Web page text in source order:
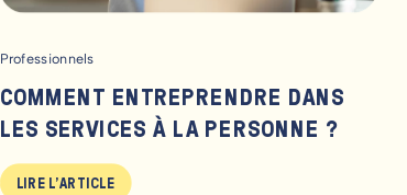
Professionnels
COMMENT ENTREPRENDRE DANS
LES SERVICES À LA PERSONNE ?
LIRE L'ARTICLE